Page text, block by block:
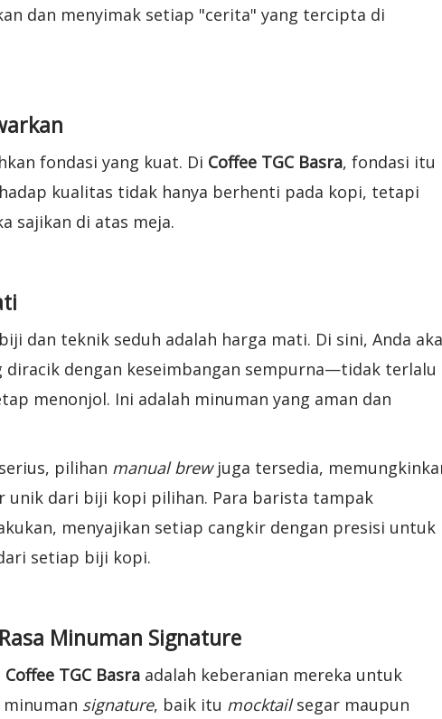
dan menyimak setiap "cerita" yang tercipta di
fondasi yang kuat. Di Coffee TGC Basra, fondasi itu
kualitas tidak hanya berhenti pada kopi, tetapi
sajikan di atas meja.
dan teknik seduh adalah harga mati. Di sini, Anda
diracik dengan keseimbangan sempurna—tidak terlalu
menonjol. Ini adalah minuman yang aman dan
pilihan manual brewjuga tersedia,
unik dari biji kopi pilihan. Para barista tampak
menyajikan setiap cangkir dengan presisi untuk
setiap biji kopi.
Minuman Signature
Coffee TGC Basra adalah keberanian mereka untuk
signature, baik itu mocktailsegar maupun